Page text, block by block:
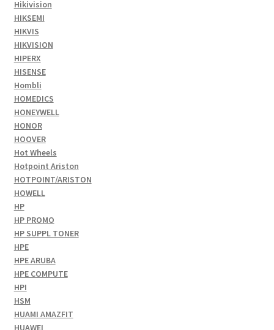
Hikivision
HIKSEMI
HIKVIS
HIKVISION
HIPERX
HISENSE
Hombli
HOMEDICS
HONEYWELL
HONOR
HOOVER
Hot Wheels
Hotpoint Ariston
HOTPOINT/ARISTON
HOWELL
HP
HP PROMO
HP SUPPL TONER
HPE
HPE ARUBA
HPE COMPUTE
HPI
HSM
HUAMI AMAZFIT
HUAWEI